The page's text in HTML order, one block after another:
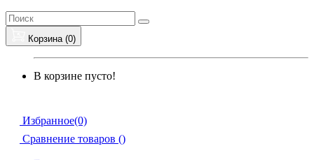
Корзина (0)
В корзине пусто!
Избранное(0)
Сравнение товаров ()